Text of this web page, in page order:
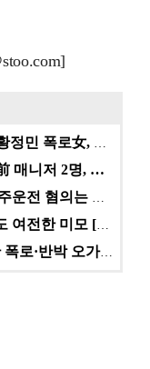
매니저 2명, …
황정민 사생활 논란의 쟁점…잇단 폭로·반박 오가는 소모…